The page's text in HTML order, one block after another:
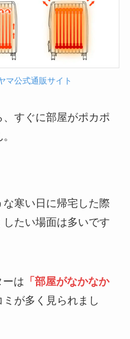
マ公式通販サイト
すぐに部屋がポカポ
寒い日に帰宅した際
たい場面は多いです
ーは 「部屋がなかなか
ミが多く見られまし